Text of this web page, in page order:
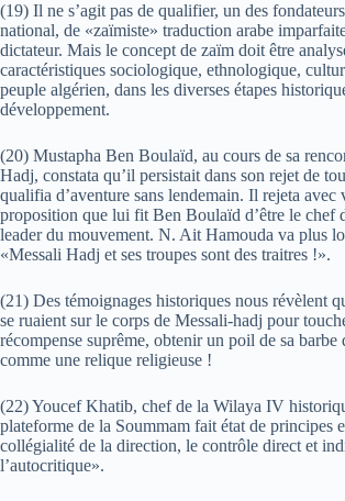
(19) Il ne s’agit pas de qualifier, un des
national, de «zaïmiste» traduction arabe
dictateur. Mais le concept de zaïm doit être
caractéristiques sociologique, ethnologique,
peuple algérien, dans les diverses étapes
développement.
(20) Mustapha Ben Boulaïd, au cours de sa
Hadj, constata qu’il persistait dans son rejet de
qualifia d’aventure sans lendemain. Il rejeta avec
proposition que lui fit Ben Boulaïd d’être le chef
leader du mouvement. N. Ait Hamouda va plus
«Messali Hadj et ses troupes sont des traitres !».
(21) Des témoignages historiques nous révèlent
se ruaient sur le corps de Messali-hadj pour
récompense suprême, obtenir un poil de sa barbe
comme une relique religieuse !
(22) Youcef Khatib, chef de la Wilaya IV
plateforme de la Soummam fait état de principes
collégialité de la direction, le contrôle direct et
l’autocritique».